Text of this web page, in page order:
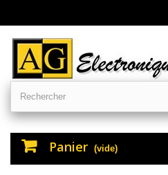
Panier (vide)